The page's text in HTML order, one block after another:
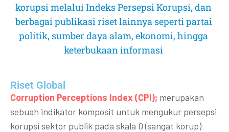
korupsi melalui Indeks Persepsi Korupsi, dan
berbagai publikasi riset lainnya seperti partai
politik, sumber daya alam, ekonomi, hingga
keterbukaan informasi
Riset Global​
Corruption Perceptions Index (CPI); merupakan
sebuah indikator komposit untuk mengukur persepsi
korupsi sektor publik pada skala 0 (sangat korup)